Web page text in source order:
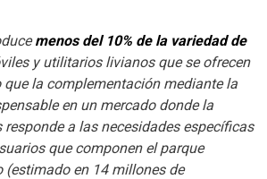
menos del 10% de la variedad de
y utilitarios livianos que se ofrecen
que la complementación mediante la
en un mercado donde la
responde a las necesidades específicas
que componen el parque
en 14 millones de